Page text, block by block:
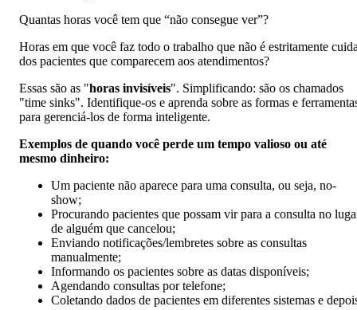
Quantas horas você tem que “não consegue ver”?
Horas em que você faz todo o trabalho que não é estritamente
dos pacientes que comparecem aos atendimentos?
Essas são as "horas invisíveis". Simplificando: são os chamados
"time sinks". Identifique-os e aprenda sobre as formas e
para gerenciá-los de forma inteligente.
Exemplos de quando você perde um tempo valioso ou até
mesmo dinheiro:
Um paciente não aparece para uma consulta, ou seja, no-
show;
Procurando pacientes que possam vir para a consulta no
de alguém que cancelou;
Enviando notificações/lembretes sobre as consultas
manualmente;
Informando os pacientes sobre as datas disponíveis;
Agendando consultas por telefone;
Coletando dados de pacientes em diferentes sistemas e